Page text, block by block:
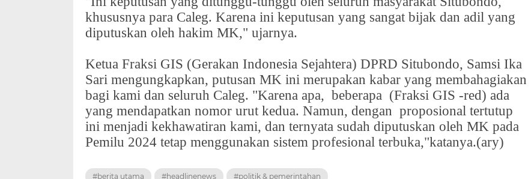
khususnya para Caleg. Karena ini keputusan yang sangat bijak dan adil yang
diputuskan oleh hakim MK," ujarnya.
Ketua Fraksi GIS (Gerakan Indonesia Sejahtera) DPRD Situbondo, Samsi Ika
Sari mengungkapkan, putusan MK ini merupakan kabar yang membahagiakan
bagi kami dan seluruh Caleg. "Karena apa, beberapa (Fraksi GIS -red) ada
yang mendapatkan nomor urut kedua. Namun, dengan proposional tertutup
ini menjadi kekhawatiran kami, dan ternyata sudah diputuskan oleh MK pada
Pemilu 2024 tetap menggunakan sistem profesional terbuka,"katanya.(ary)
#berita utama #headlinenews #politik & pemerintahan